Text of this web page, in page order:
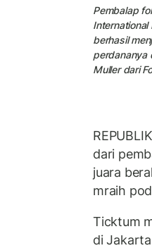
Pembalap
berhasil
perdananya
Muller dari
dari
juara
mraih
Ticktum
di